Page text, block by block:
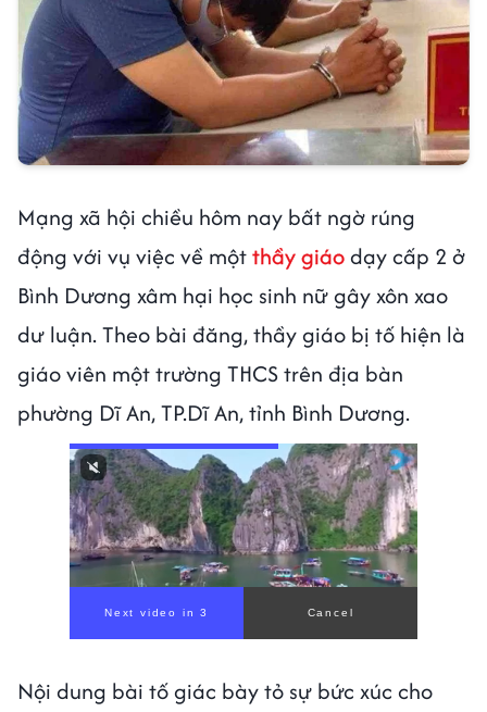
Mạng xã hội chiều hôm nay bất ngờ rúng
động với vụ việc về mộtthầy giáodạy cấp 2 ở
Bình Dương xâm hại học sinh nữ gây xôn xao
dư luận. Theo bài đăng, thầy giáo bị tố hiện là
giáo viên một trường THCS trên địa bàn
phường Dĩ An, TP.Dĩ An, tỉnh Bình Dương.
Next video in 1 Cancel
Nội dung bài tố giác bày tỏ sự bức xúc cho